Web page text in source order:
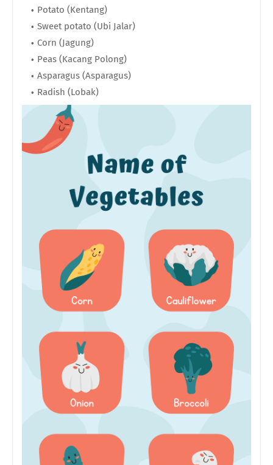
Potato (Kentang)
Sweet potato (Ubi Jalar)
Corn (Jagung)
Peas (Kacang Polong)
Asparagus (Asparagus)
Radish (Lobak)